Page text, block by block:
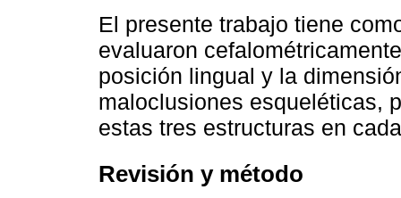
El presente trabajo tiene
evaluaron
posición lingual y la
maloclusiones esqueléticas,
estas tres estructuras en
Revisión y método